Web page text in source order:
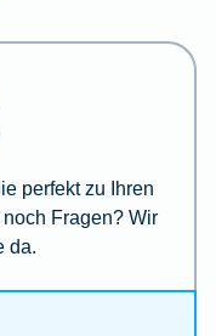
perfekt zu Ihren
Fragen? Wir
da.